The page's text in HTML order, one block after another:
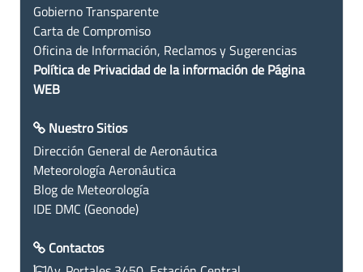
Gobierno Transparente
Carta de Compromiso
Oficina de Información, Reclamos y Sugerencias
Política de Privacidad de la información de Página
WEB
Nuestro Sitios
Dirección General de Aeronáutica
Meteorología Aeronáutica
Blog de Meteorología
IDE DMC (Geonode)
Contactos